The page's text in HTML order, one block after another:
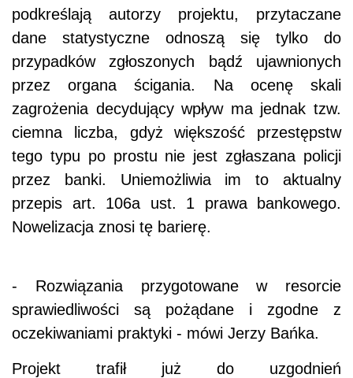
podkreślają autorzy projektu, przytaczane
dane statystyczne odnoszą się tylko do
przypadków zgłoszonych bądź ujawnionych
przez organa ścigania. Na ocenę skali
zagrożenia decydujący wpływ ma jednak tzw.
ciemna liczba, gdyż większość przestępstw
tego typu po prostu nie jest zgłaszana policji
przez banki. Uniemożliwia im to aktualny
przepis art. 106a ust. 1 prawa bankowego.
Nowelizacja znosi tę barierę.
- Rozwiązania przygotowane w resorcie
sprawiedliwości są pożądane i zgodne z
oczekiwaniami praktyki - mówi Jerzy Bańka.
Projekt trafił już do uzgodnień